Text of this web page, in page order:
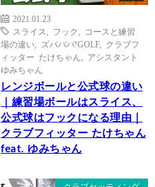
2021.01.23
スライス
フック
コースと練習
場の違い
ズバババ!GOLF, クラブフ
ィッター たけちゃん
アシスタント
ゆみちゃん
レンジボールと公式球の違い
｜練習場ボールはスライス、
公式球はフックになる理由｜
クラブフィッター たけちゃん
feat. ゆみちゃん